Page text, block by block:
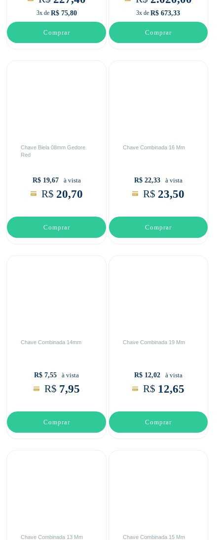
3x de R$ 75,80
Comprar
3x de R$ 673,33
Comprar
Chave Biela 08mm Gedore
Red
R$ 19,67 à vista
R$ 20,70
Comprar
Chave Combinada 16 Mm
R$ 22,33 à vista
R$ 23,50
Comprar
Chave Combinada 14mm
R$ 7,55 à vista
R$ 7,95
Comprar
Chave Combinada 19 Mm
R$ 12,02 à vista
R$ 12,65
Comprar
Chave Combinada 13 Mm Chave Combinada 15 Mm